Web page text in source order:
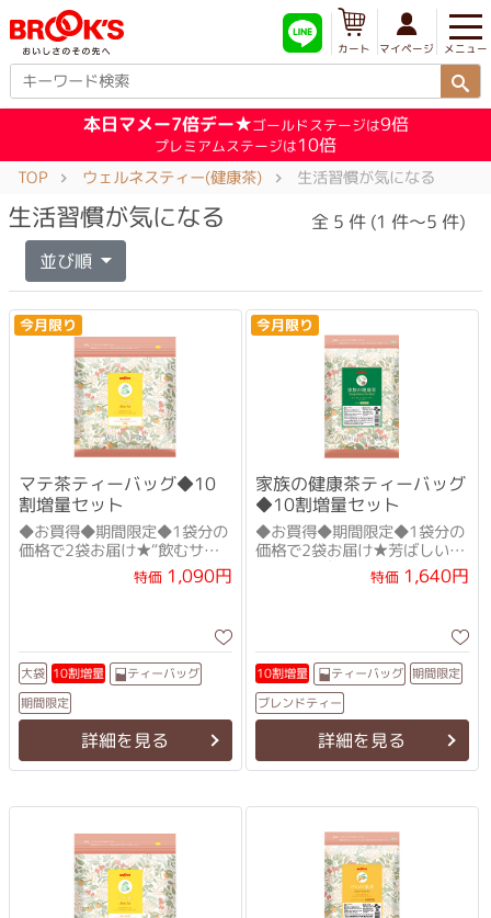
メニュー
マイページ
カート
本日マメー7倍デー★ゴールドステージは9倍
プレミアムステージは10倍
TOP ウェルネスティー(健康茶) 生活習慣が気になる
生活習慣が気になる 全 5 件 (1 件～5 件)
並び順
今月限り
マテ茶ティーバッグ◆10
割増量セット
◆お買得◆期間限定◆1袋分の
価格で2袋お届け★“飲むサラ
ダ”で元気にキ・レ・イ！
特価1,090円
大袋 10割増量 ティーバッグ
期間限定
詳細を見る
今月限り
家族の健康茶ティーバッグ
◆10割増量セット
◆お買得◆期間限定◆1袋分の
価格で2袋お届け★芳ばしい香
り、さっぱりとした味
特価1,640円
10割増量 ティーバッグ 期間限定
ブレンドティー
詳細を見る